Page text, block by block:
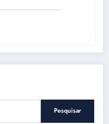
Pesquisar